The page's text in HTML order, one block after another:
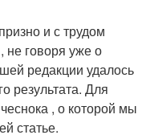
и с трудом
не говоря уже о
редакции удалось
результата. Для
, о которой мы
статье.